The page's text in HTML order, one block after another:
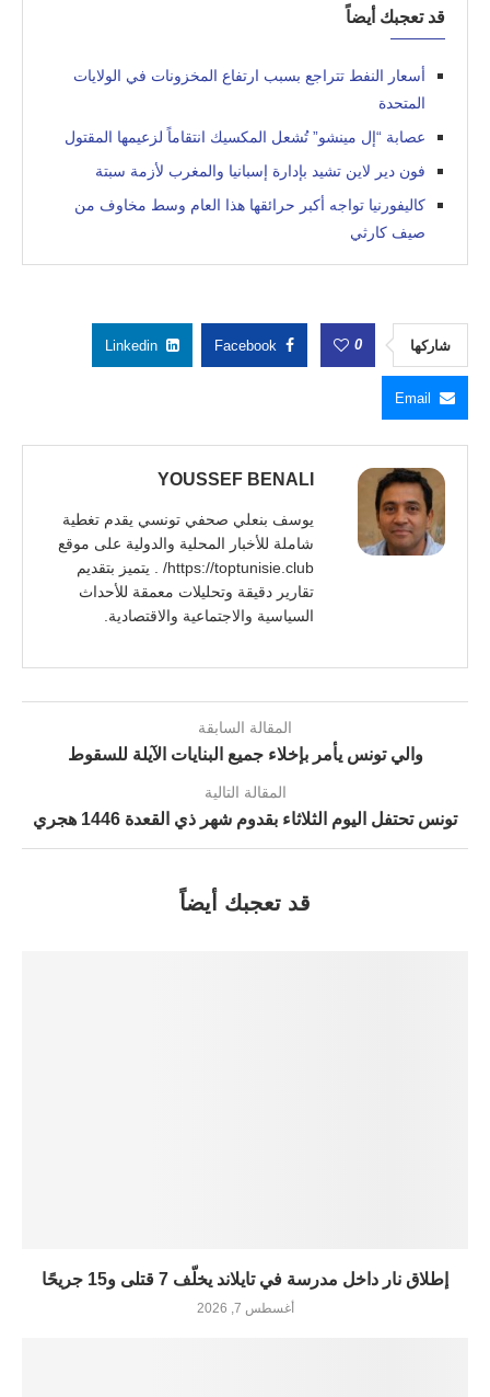
قد تعجبك أيضاً
أسعار النفط تتراجع بسبب ارتفاع المخزونات في الولايات
المتحدة
عصابة “إل مينشو” تُشعل المكسيك انتقاماً لزعيمها المقتول
فون دير لاين تشيد بإدارة إسبانيا والمغرب لأزمة سبتة
كاليفورنيا تواجه أكبر حرائقها هذا العام وسط مخاوف من
صيف كارثي
شاركها 0
Facebook
Linkedin
Email
YOUSSEF BENALI
يوسف بنعلي صحفي تونسي يقدم تغطية
شاملة للأخبار المحلية والدولية على موقع
https://toptunisie.club/ . يتميز بتقديم
تقارير دقيقة وتحليلات معمقة للأحداث
السياسية والاجتماعية والاقتصادية.
المقالة السابقة
والي تونس يأمر بإخلاء جميع البنايات الآيلة للسقوط
المقالة التالية
تونس تحتفل اليوم الثلاثاء بقدوم شهر ذي القعدة 1446 هجري
قد تعجبك أيضاً
إطلاق نار داخل مدرسة في تايلاند يخلّف 7 قتلى و15 جريحًا
أغسطس 7, 2026